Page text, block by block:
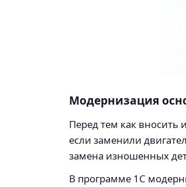
Модернизация
Перед тем как
если заменили
замена изношенных
В программе 1С